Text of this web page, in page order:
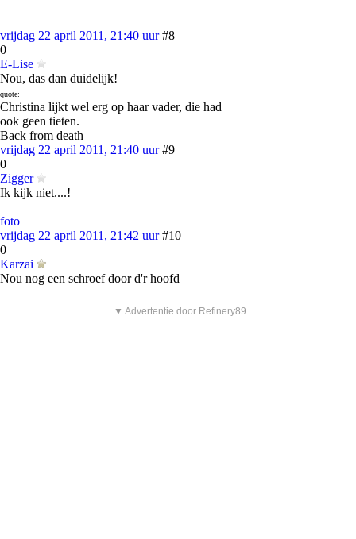
vrijdag 22 april 2011, 21:40 uur #8
0
E-Lise
Nou, das dan duidelijk!
quote:
Christina lijkt wel erg op haar vader, die had
ook geen tieten.
Back from death
vrijdag 22 april 2011, 21:40 uur #9
0
Zigger
Ik kijk niet....!
foto
vrijdag 22 april 2011, 21:42 uur #10
0
Karzai
Nou nog een schroef door d'r hoofd
▼ Advertentie door Refinery89